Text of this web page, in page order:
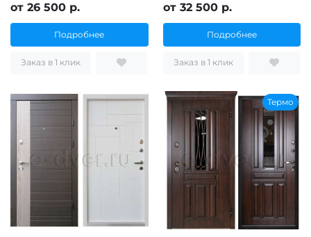
от 26 500 р.
Подробнее
Заказ в 1 клик
от 32 500 р.
Подробнее
Заказ в 1 клик
Термо